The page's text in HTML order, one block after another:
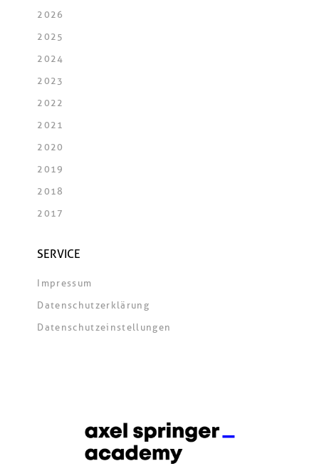
2026
2025
2024
2023
2022
2021
2020
2019
2018
2017
SERVICE
Impressum
Datenschutzerklärung
Datenschutzeinstellungen